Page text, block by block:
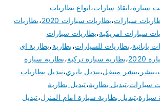
سيارة،انقاذ سارات،انواع بطاريات
سيارات،بطاريات سيارات 2020 ،بطاريات
سيارات امريكية،بطاريات سيارات
يابانية،بطاريات للسيارات،بطارية،بطارية اي
2020 ،بطارية سيارة تركية،بطارية سيارة
،بنشر ،بنشر متنقل،تبديل باتري،تبديل بطاريات
سيارات،تبديل بطارية،تبديل بطارية
سيارة،تبديل بطارية سيارة امام المنزل،تبديل